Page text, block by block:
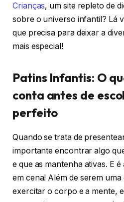
Crianças, um site repleto de
sobre o universo infantil? Lá
que precisa para deixar a
mais especial!
Patins Infantis: O
conta antes de
perfeito
Quando se trata de
importante encontrar algo
e que as mantenha ativas. E
em cena! Além de serem
exercitar o corpo e a mente,